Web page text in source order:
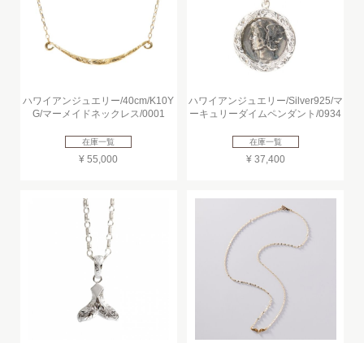
ハワイアンジュエリー/40cm/K10Y
G/マーメイドネックレス/0001
在庫一覧
¥ 55,000
ハワイアンジュエリー/Silver925/マ
ーキュリーダイムペンダント/0934
在庫一覧
¥ 37,400